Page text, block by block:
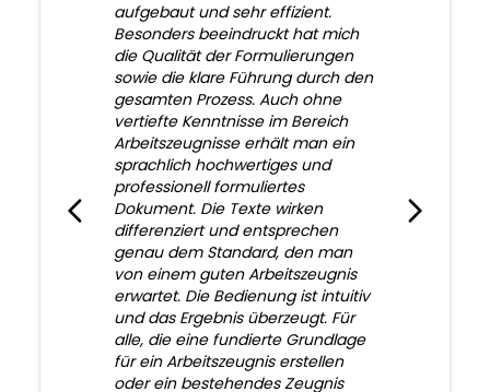
aufgebaut und sehr effizient.
Besonders beeindruckt hat mich
die Qualität der Formulierungen
sowie die klare Führung durch den
gesamten Prozess. Auch ohne
vertiefte Kenntnisse im Bereich
Arbeitszeugnisse erhält man ein
sprachlich hochwertiges und
professionell formuliertes
Dokument. Die Texte wirken
differenziert und entsprechen
genau dem Standard, den man
von einem guten Arbeitszeugnis
erwartet. Die Bedienung ist intuitiv
und das Ergebnis überzeugt. Für
alle, die eine fundierte Grundlage
für ein Arbeitszeugnis erstellen
oder ein bestehendes Zeugnis